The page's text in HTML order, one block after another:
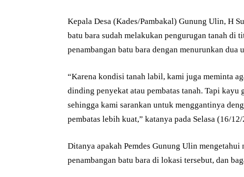
Kepala Desa (Kades/Pambakal) Gunung Ulin, H
batu bara sudah melakukan pengurugan tanah
penambangan batu bara dengan menurunkan dua
“Karena kondisi tanah labil, kami juga meminta
dinding penyekat atau pembatas tanah. Tapi
sehingga kami sarankan untuk menggantinya
pembatas lebih kuat,” katanya pada Selasa (16/
Ditanya apakah Pemdes Gunung Ulin
penambangan batu bara di lokasi tersebut, dan